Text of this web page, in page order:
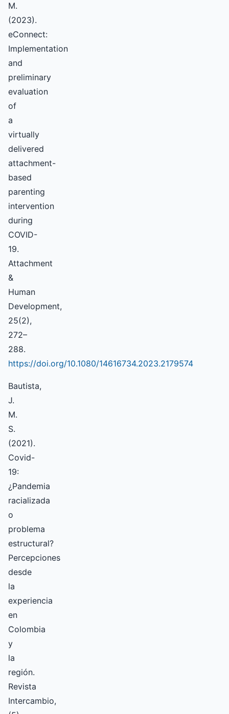
M.
(2023).
eConnect:
Implementation
and
preliminary
evaluation
of
a
virtually
delivered
attachment-
based
parenting
intervention
during
COVID-
19.
Attachment
&
Human
Development,
25(2),
272–
288.
https://doi.org/10.1080/14616734.2023.2179574
Bautista,
J.
M.
S.
(2021).
Covid-
19:
¿Pandemia
racializada
o
problema
estructural?
Percepciones
desde
la
experiencia
en
Colombia
y
la
región.
Revista
Intercambio,